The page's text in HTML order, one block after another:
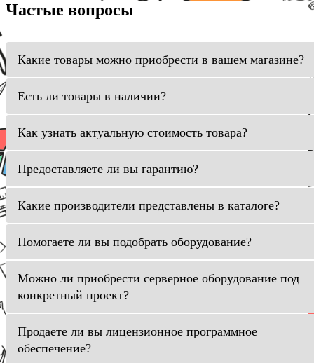
Частые вопросы
Какие товары можно приобрести в вашем магазине?
Есть ли товары в наличии?
Как узнать актуальную стоимость товара?
Предоставляете ли вы гарантию?
Какие производители представлены в каталоге?
Помогаете ли вы подобрать оборудование?
Можно ли приобрести серверное оборудование под
конкретный проект?
Продаете ли вы лицензионное программное
обеспечение?